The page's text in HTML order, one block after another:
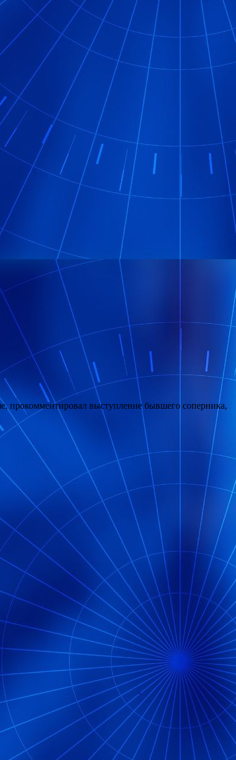
прокомментировал выступление бывшего соперника,